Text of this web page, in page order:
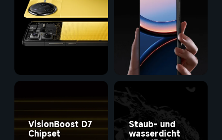
VisionBoost D7
Staub- und
wasserdicht